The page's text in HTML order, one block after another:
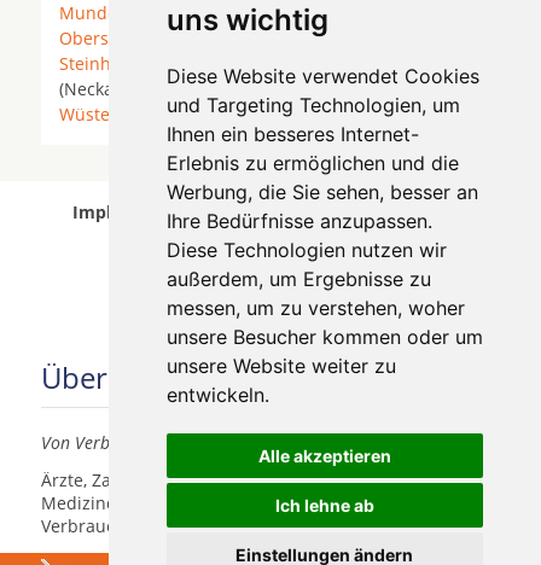
uns wichtig
Diese Website verwendet Cookies
und Targeting Technologien, um
Ihnen ein besseres Internet-
Erlebnis zu ermöglichen und die
Werbung, die Sie sehen, besser an
Ihre Bedürfnisse anzupassen.
Diese Technologien nutzen wir
außerdem, um Ergebnisse zu
messen, um zu verstehen, woher
unsere Besucher kommen oder um
unsere Website weiter zu
entwickeln.
Alle akzeptieren
Ich lehne ab
Einstellungen ändern
Mundelsheim*Murr*Neckarwestheim
Oberstenfeld
* Schreyerhof * Spiegelberg *
Steinheim an der Murr * Talheim
* Talheim
(Neckar) *
Untergruppenbach * Weinsberg *
Wüstenrot
Implantologen in Beilstein wurde am 06 August
2026 aktualisiert.
Über uns
Von Verbrauchern für Verbraucher
Ärzte, Zahnärzte, Akustiker und andere
Medizindienstleister haben hier die Möglichkeit, sich
Verbrauchern vorzustellen.